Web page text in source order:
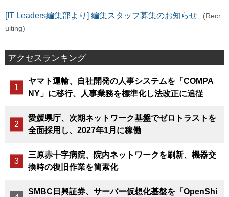
[IT Leaders編集部より] 編集スタッフ募集のお知らせ
(Recr
uiting)
アクセスランキング
ヤマト運輸、自社開発の人事システムを「COMPA
NY」に移行、人事業務を標準化し法改正に追従
愛媛県庁、次期ネットワーク基盤でゼロトラストを
全面採用し、2027年1月に稼働
三原赤十字病院、院内ネットワークを刷新、機器交
換時の復旧作業を簡素化
SMBC日興証券、サーバー仮想化基盤を「OpenShi